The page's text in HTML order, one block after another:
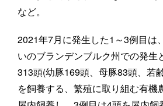
など。
2021年7月に発生した1～3例目は
いのブランデンブルク州での発生
313頭(幼豚169頭、母豚83頭、若
を飼養する、繁殖に取り組む有機